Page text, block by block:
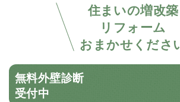
住まいの増改築
リフォーム
おまかせくださ
無料外壁診断
受付中